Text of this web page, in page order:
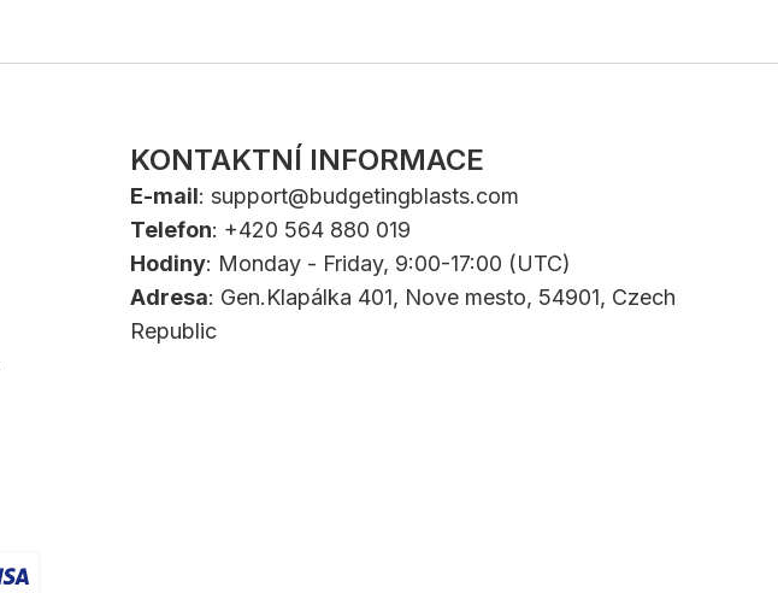
KONTAKTNÍ INFORMACE
E-mail: support@budgetingblasts.com
Telefon: +420 564 880 019
Hodiny: Monday - Friday, 9:00-17:00 (UTC)
Adresa: Gen.Klapálka 401, Nove mesto, 54901, Czech
Republic